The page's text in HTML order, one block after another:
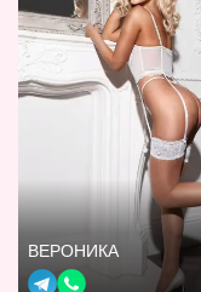
ВЕРОНИКА